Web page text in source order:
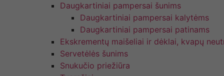
Daugkartiniai pampersai šunims
Daugkartiniai pampersai kalytėms
Daugkartiniai pampersai patinams
Ekskrementų maišeliai ir dėklai, kvapų
Servetėlės šunims
Snukučio priežiūra